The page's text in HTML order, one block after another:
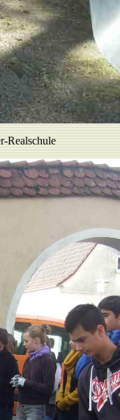
Realschule